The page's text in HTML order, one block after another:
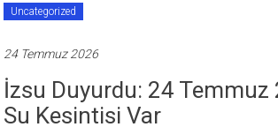
Uncategorized
24 Temmuz 2026
İzsu Duyurdu: 24 Temmuz
Su Kesintisi Var